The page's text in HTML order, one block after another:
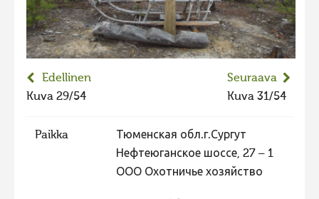
2023 kuvakilpailu lisä
Liikkuvat kuvat 2023
Hiite kuvavõistlus 2022 lisa
Hiite kuvavõistlus 2021
Edellinen
Kuva 29/54
Seuraava
Kuva 31/54
Paikka
Тюменская обл.г.Сургут
Нефтеюганское шоссе, 27 – 1
ООО Охотничье хозяйство